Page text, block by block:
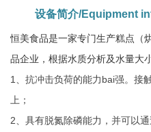
设备简介/Equipment
恒美食品是一家专门生产糕点（
品企业，根据水质分析及水量大
1、抗冲击负荷的能力bai强。接
上；
2、具有脱氮除磷能力，并可以